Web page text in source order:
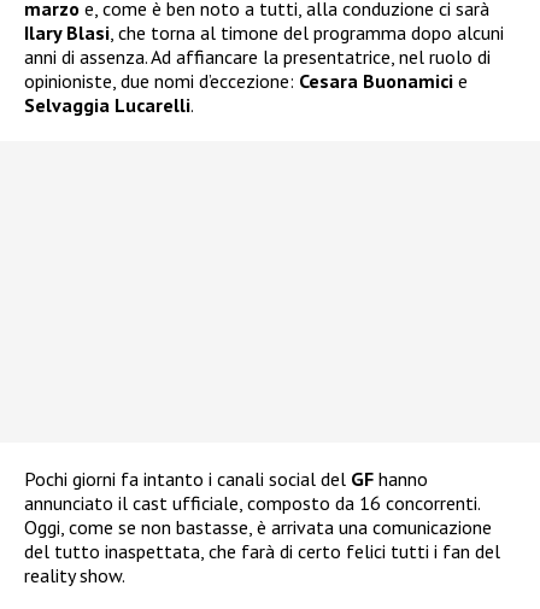
marzo e, come è ben noto a tutti, alla conduzione ci sarà
Ilary Blasi , che torna al timone del programma dopo alcuni
anni di assenza. Ad affiancare la presentatrice, nel ruolo di
opinioniste, due nomi d’eccezione: Cesara Buonamici e
Selvaggia Lucarelli.
Pochi giorni fa intanto i canali social del GF hanno
annunciato il cast ufficiale, composto da 16 concorrenti.
Oggi, come se non bastasse, è arrivata una comunicazione
del tutto inaspettata, che farà di certo felici tutti i fan del
reality show.